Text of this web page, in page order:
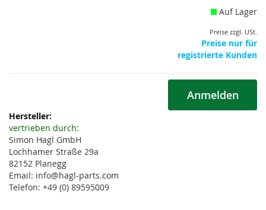
Auf Lager
Preise zzgl. USt.
Preise nur für
registrierte Kunden
Anmelden
Weitere
Informationen
vertrieben durch:
Simon Hagl GmbH
Lochhamer Straße 29a
82152 Planegg
Email: info@hagl-parts.com
Telefon: +49 (0) 89595009